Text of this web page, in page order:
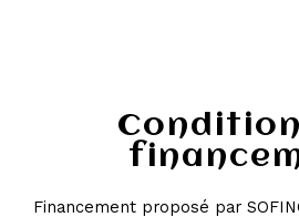
Financement proposé par